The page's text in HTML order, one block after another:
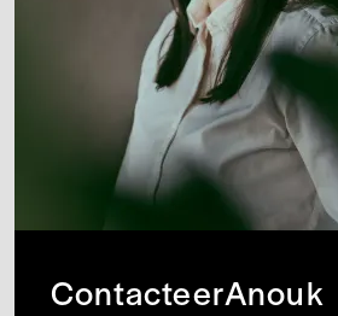
ContacteerAnouk